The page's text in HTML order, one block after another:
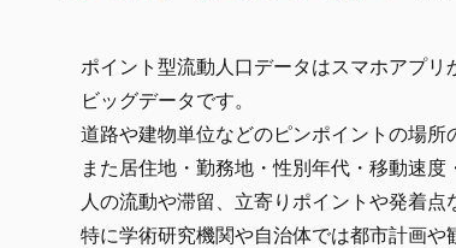
ポイント型流動人口データはスマホアプ
ビッグデータです。
道路や建物単位などのピンポイントの場所
また居住地・勤務地・性別年代・移動速度
人の流動や滞留、立寄りポイントや発着点
特に学術研究機関や自治体では都市計画